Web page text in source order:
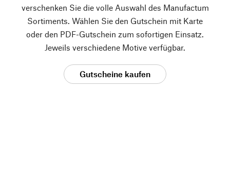
verschenken Sie die volle Auswahl des Manufactum
Sortiments. Wählen Sie den Gutschein mit Karte
oder den PDF-Gutschein zum sofortigen Einsatz.
Jeweils verschiedene Motive verfügbar.
Gutscheine kaufen